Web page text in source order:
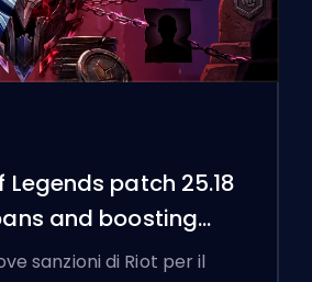
Legends patch 25.18
and boosting
sanzioni di Riot per il